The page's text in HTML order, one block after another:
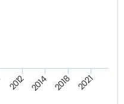
2012 2014 2018 2021